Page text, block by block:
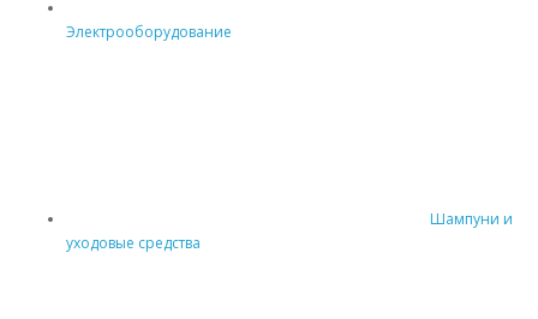
Электрооборудование
Шампуни и
уходовые средства